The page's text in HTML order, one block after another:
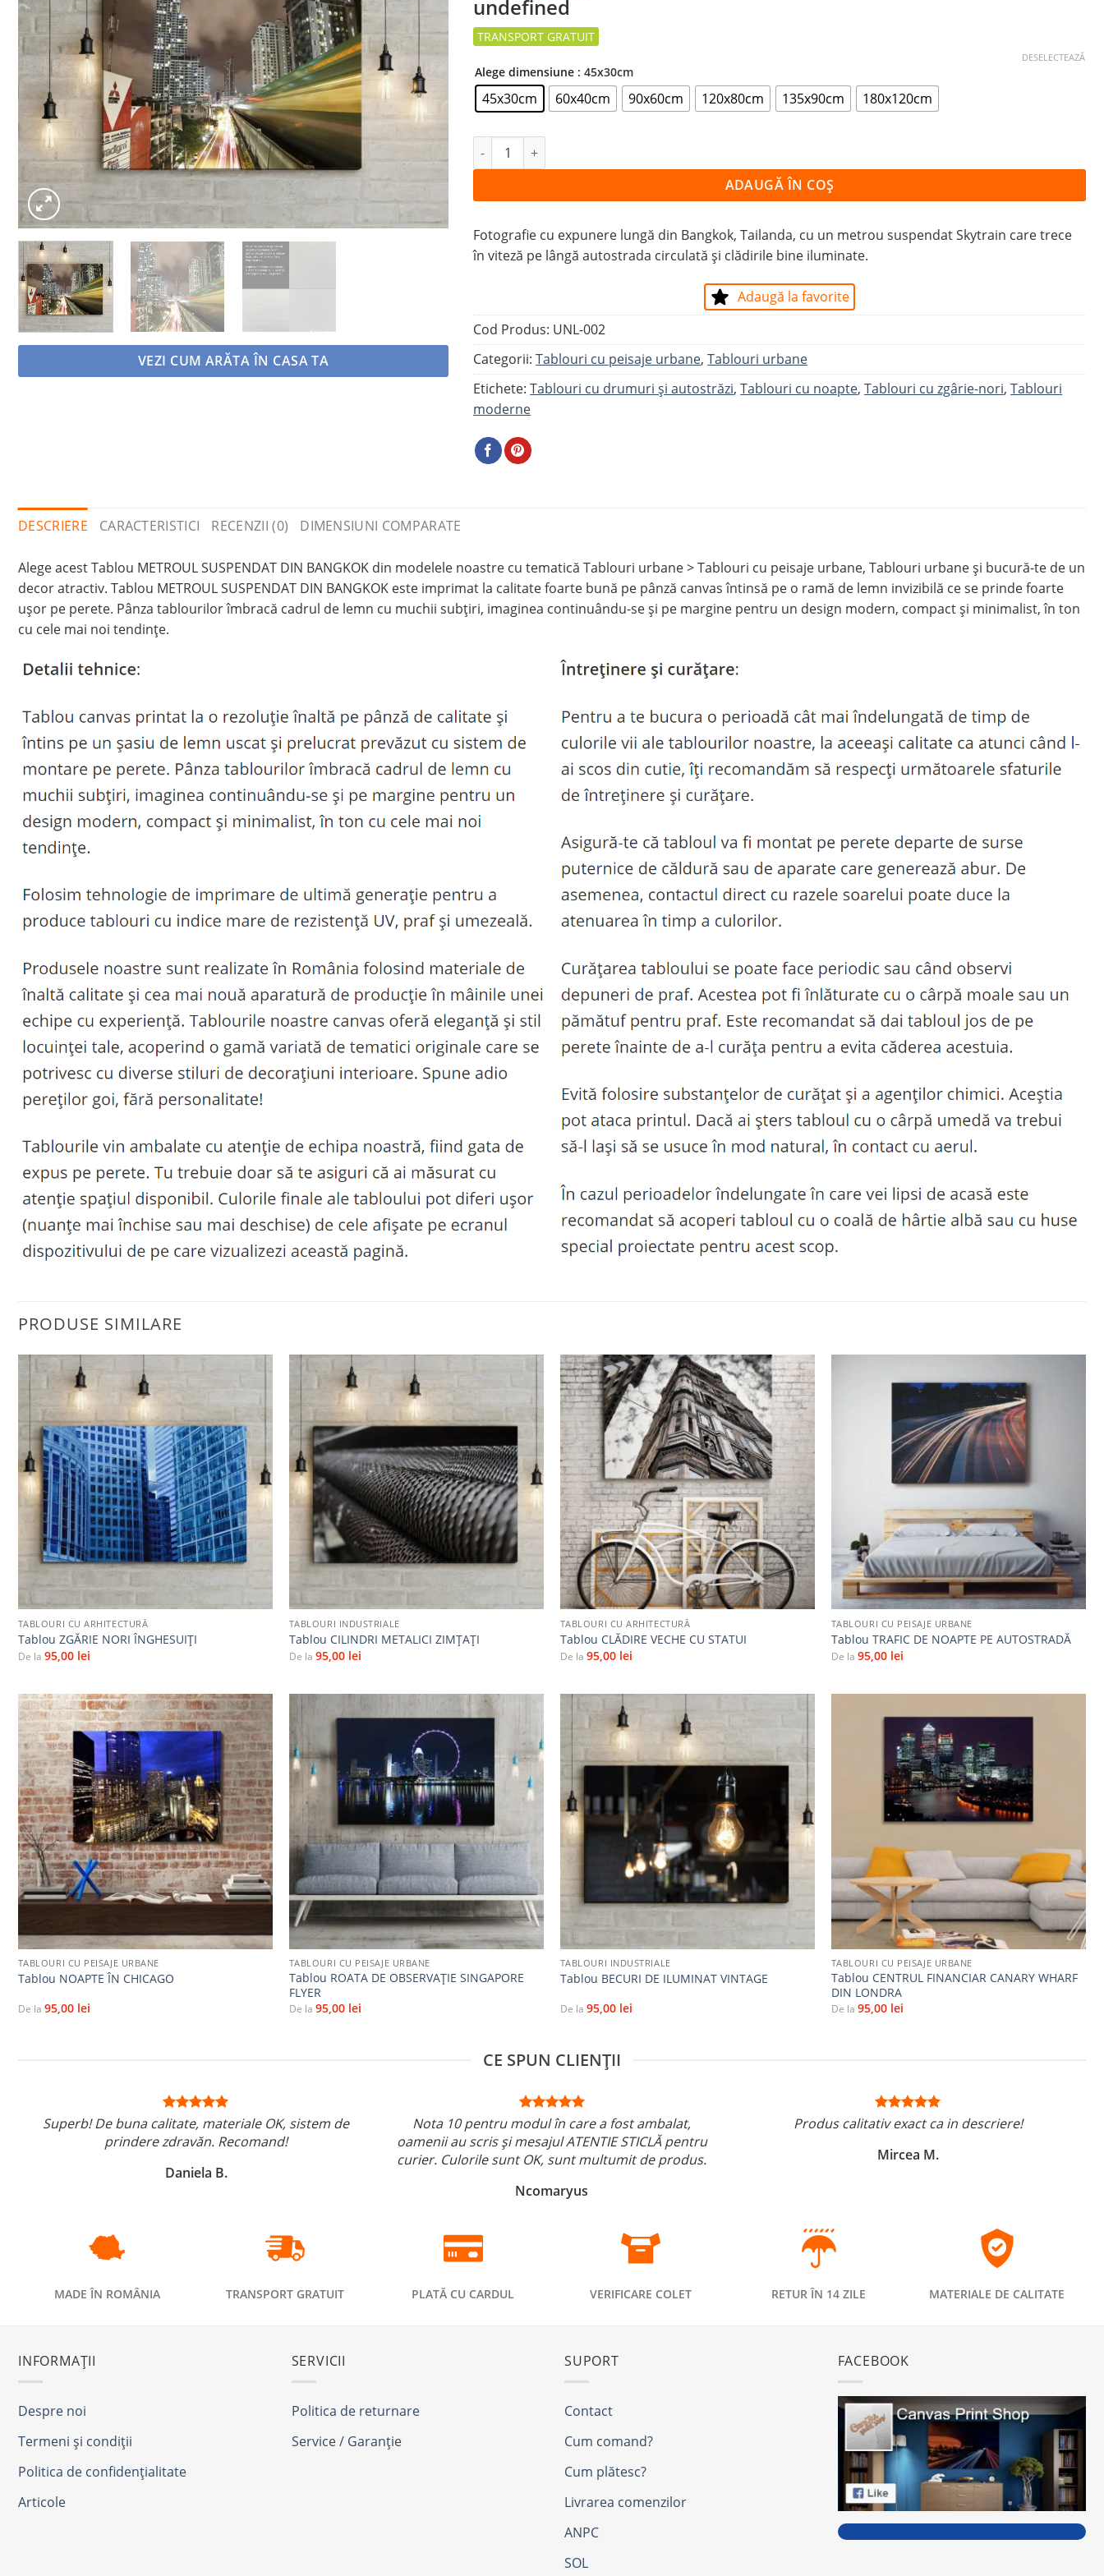
favorite
VEZI CUM ARĂTA ÎN CASA TA
undefined
Alege dimensiune : 45x30cm
45x30cm 60x40cm 90x60cm 120x80cm 135x90cm 180x120cm
DESELECTEAZĂ
Cantitate Tablou METROUL SUSPENDAT DIN BANGKOK
ADAUGĂ ÎN COȘ
Fotografie cu expunere lungă din Bangkok, Tailanda, cu un metrou suspendat Skytrain care trece
în viteză pe lângă autostrada circulată și clădirile bine iluminate.
Adaugă la favorite
Cod Produs: UNL-002
Categorii:Tablouri cu peisaje urbane,Tablouri urbane
Etichete:Tablouri cu drumuri și autostrăzi,Tablouri cu noapte,Tablouri cu zgârie-nori,Tablouri
moderne
DESCRIERE CARACTERISTICI RECENZII (0) DIMENSIUNI COMPARATE
Alege acest Tablou METROUL SUSPENDAT DIN BANGKOK din modelele noastre cu tematică Tablouri urbane > Tablouri cu peisaje urbane, Tablouri urbane și bucură-te de un
decor atractiv. Tablou METROUL SUSPENDAT DIN BANGKOK este imprimat la calitate foarte bună pe pânză canvas întinsă pe o ramă de lemn invizibilă ce se prinde foarte
ușor pe perete. Pânza tablourilor îmbracă cadrul de lemn cu muchii subțiri, imaginea continuându-se și pe margine pentru un design modern, compact și minimalist, în ton
cu cele mai noi tendințe.
PRODUSE SIMILARE
Adaugă
la
favorite
TABLOURI CU ARHITECTURĂ
Tablou ZGĂRIE NORI ÎNGHESUIȚI
De la 95,00 lei
Adaugă
favorite
TABLOURI INDUSTRIALE
Tablou CILINDRI METALICI ZIMȚAȚI
De la 95,00 lei
Adaugă
la
favorite
+
TABLOURI CU ARHITECTURĂ
Tablou CLĂDIRE VECHE CU STATUI
De la 95,00 lei
+
TABLOURI CU PEISAJE URBANE
Tablou TRAFIC DE NOAPTE PE AUTOSTRADĂ
De la 95,00 lei
Adaugă
la
favorite
TABLOURI CU PEISAJE URBANE
Tablou NOAPTE ÎN CHICAGO
De la 95,00 lei
Adaugă
la
favorite
+
TABLOURI CU PEISAJE URBANE
Tablou ROATA DE OBSERVAȚIE SINGAPORE
FLYER
De la 95,00 lei
Adaugă
favorite
TABLOURI INDUSTRIALE
Tablou BECURI DE ILUMINAT VINTAGE
De la 95,00 lei
TABLOURI CU PEISAJE URBANE
Tablou CENTRUL FINANCIAR CANARY WHARF
DIN LONDRA
De la 95,00 lei
CE SPUN CLIENȚII
Superb! De buna calitate, materiale OK, sistem de
prindere zdravăn. Recomand!
Daniela B.
Nota 10 pentru modul în care a fost ambalat,
oamenii au scris și mesajul ATENTIE STICLĂ pentru
curier. Culorile sunt OK, sunt multumit de produs.
Ncomaryus
Produs calitativ exact ca in descriere!
Mircea M.
MADE ÎN ROMÂNIA TRANSPORT GRATUIT PLATĂ CU CARDUL VERIFICARE COLET RETUR ÎN 14 ZILE MATERIALE DE CALITATE
INFORMAȚII
Despre noi
Termeni și condiții
Politica de confidențialitate
Articole
SERVICII
Politica de returnare
Service / Garanție
SUPORT
Contact
Cum comand?
Cum plătesc?
Livrarea comenzilor
ANPC
SOL
FACEBOOK